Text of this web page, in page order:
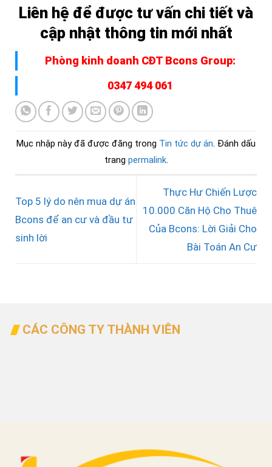
Liên hệ để được tư vấn chi tiết và
cập nhật thông tin mới nhất
Phòng kinh doanh CĐT Bcons Group:
0347 494 061
Mục nhập này đã được đăng trong Tin tức dự án. Đánh dấu
trang permalink.
Top 5 lý do nên mua dự án
Bcons để an cư và đầu tư
sinh lời
Thực Hư Chiến Lược
10.000 Căn Hộ Cho Thuê
Của Bcons: Lời Giải Cho
Bài Toán An Cư
CÁC CÔNG TY THÀNH VIÊN